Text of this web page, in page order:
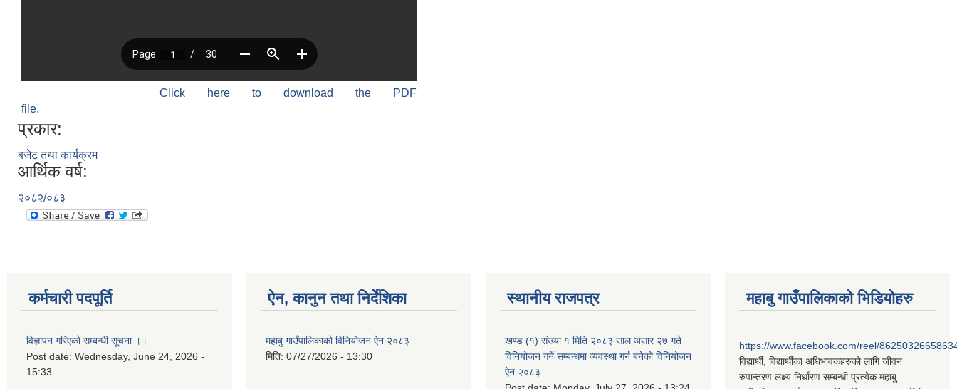
Click here to download the PDF
file.
प्रकार:
बजेट तथा कार्यक्रम
आर्थिक वर्ष:
२०८२/०८३
कर्मचारी पदपूर्ति
विज्ञापन गरिएको सम्बन्धी सूचना ।।
Post date: Wednesday, June 24, 2026 -
15:33
ऐन, कानुन तथा निर्देशिका
महाबु गाउँपालिकाको विनियोजन ऐन २०८३
मिति: 07/27/2026 - 13:30
स्थानीय राजपत्र
खण्ड (१) संख्या १ मिति २०८३ साल असार २७ गते
विनियोजन गर्ने सम्बन्धमा व्यवस्था गर्न बनेको विनियोजन
ऐन २०८३
महाबु गाउँपालिकाको भिडियोहरु
https://www.facebook.com/reel/
विद्यार्थी, विद्यार्थीका अधिभावकहरुको लागि जीवन
रुपान्तरण लक्ष्य निर्धारण सम्बन्धी प्रत्येक महाबु